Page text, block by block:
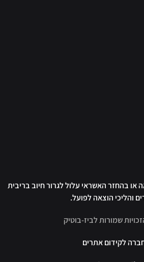
שמורות לביז-בוטיק
או בהחזר האשראי עלול לגרור חיוב בריבית
והליכי הוצאה לפועל.
לקידום אתרים